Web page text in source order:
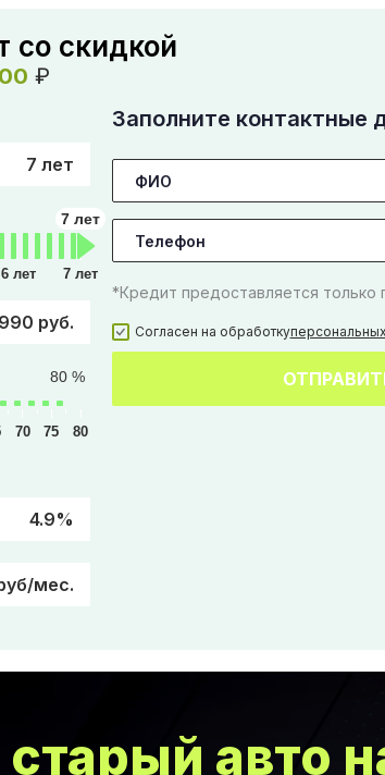
со скидкой
₽
7 лет
7 лет
6 лет 7 лет
руб.
80 %
70 75 80
4.9%
мес.
Заполните контактные
*Кредит предоставляется только
Согласен на обработку
авто